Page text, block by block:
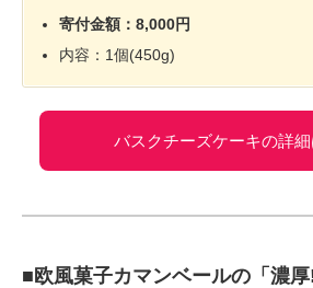
寄付金額：8,000円
内容：1個(450g)
バスクチーズケーキの詳
■欧風菓子カマンベールの「濃